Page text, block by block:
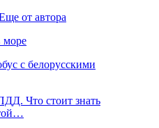
от автора
море
с белорусскими
Что стоит знать